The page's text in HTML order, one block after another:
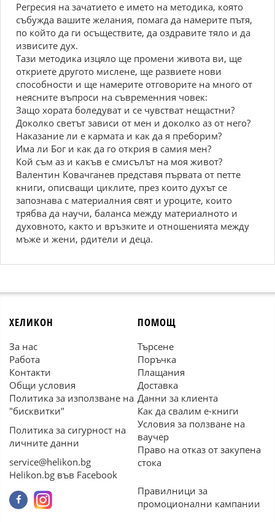
Регресия на зачатието е името на методика, която
събужда вашите желания, помага да намерите пътя,
по който да ги осъществите, да оздравите тяло и да
извисите дух.
Тази методика изцяло ще промени живота ви, ще
откриете другото мислене, ще развиете нови
способности и ще намерите отговорите на много от
неясните въпроси на съвременния човек:
Защо хората боледуват и се чувстват нещастни?
Доколко светът зависи от мен и доколко аз от него?
Наказание ли е кармата и как да я преборим?
Има ли Бог и как да го открия в самия мен?
Кой съм аз и какъв е смисълът на моя живот?
Валентин Ковачганев представя първата от петте
книги, описващи циклите, през които духът се
запознава с материалния свят и уроците, които
трябва да научи, баланса между материалното и
духовното, както и връзките и отношенията между
мъже и жени, рдители и деца.
ХЕЛИКОН
За нас
Работа
Контакти
Общи условия
Политика за използване на
"бисквитки"
Политика за сигурност на
личните данни
service@helikon.bg
Helikon.bg във Facebook
ПОМОЩ
Търсене
Поръчка
Плащания
Доставка
Данни за клиента
Как да свалим е-книги
Условия за ползване на
ваучер
Право на отказ от закупена
стока
Правилници за
промоционални кампании